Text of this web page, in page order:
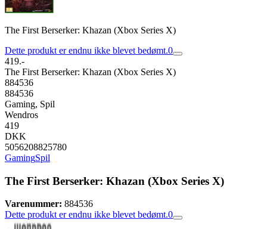
The First Berserker: Khazan (Xbox Series X)
Dette produkt er endnu ikke blevet bedømt.0
419.-
The First Berserker: Khazan (Xbox Series X)
884536
884536
Gaming, Spil
Wendros
419
DKK
5056208825780
GamingSpil
The First Berserker: Khazan (Xbox Series X)
Varenummer: 884536
Dette produkt er endnu ikke blevet bedømt.0